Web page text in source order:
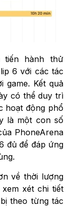
tiến hành thử
6 với các tác
game. Kết quả
có thể duy trì
hoạt động phổ
là một con số
PhoneArena
đủ để đáp ứng
về thời lượng
xét chi tiết
theo từng tác